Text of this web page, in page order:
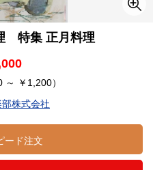
特集 正月料理
～ ￥1,200）
株式会社
ード注文